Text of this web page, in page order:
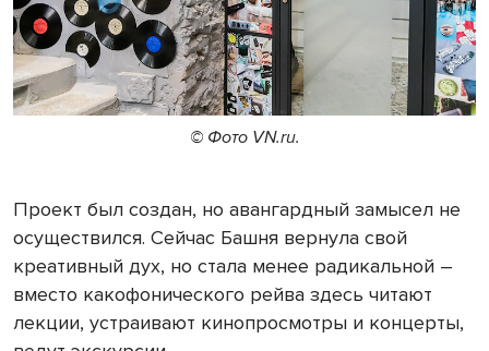
© Фото VN.ru.
Проект был создан, но авангардный замысел не
осуществился. Сейчас Башня вернула свой
креативный дух, но стала менее радикальной –
вместо какофонического рейва здесь читают
лекции, устраивают кинопросмотры и концерты,